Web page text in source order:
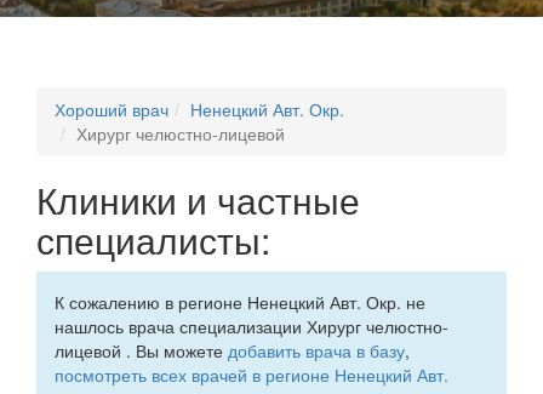
Хороший врач
Ненецкий Авт. Окр.
Хирург челюстно-лицевой
Клиники и частные
специалисты:
К сожалению в регионе Ненецкий Авт. Окр. не
нашлось врача специализации Хирург челюстно-
лицевой . Вы можете добавить врача в базу,
посмотреть всех врачей в регионе Ненецкий Авт.